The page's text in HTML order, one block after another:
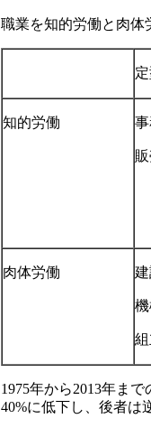
職業を知的労働と肉体
知的労働
肉体労働
1975年から2013年ま
40%に低下し、後者は